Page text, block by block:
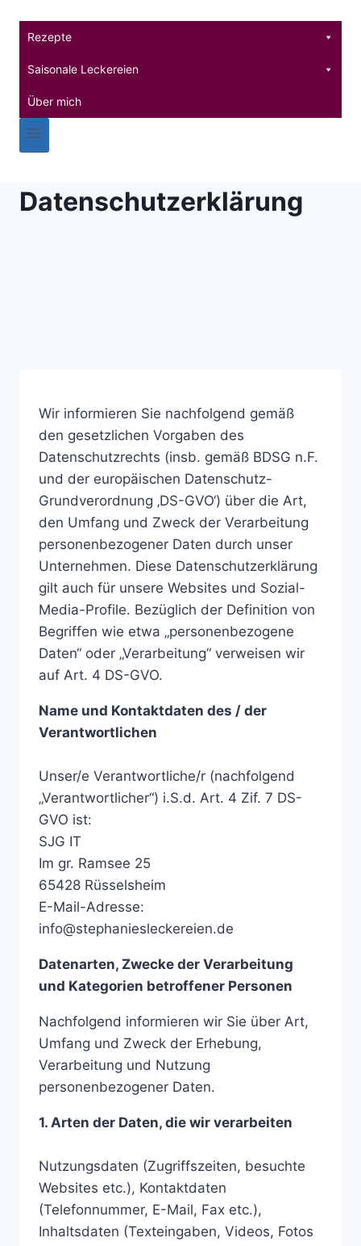
InhaltRezepte
Saisonale Leckereien
Über mich
Datenschutzerklärung
Wir informieren Sie nachfolgend gemäß
den gesetzlichen Vorgaben des
Datenschutzrechts (insb. gemäß BDSG n.F.
und der europäischen Datenschutz-
Grundverordnung ‚DS-GVO‘) über die Art,
den Umfang und Zweck der Verarbeitung
personenbezogener Daten durch unser
Unternehmen. Diese Datenschutzerklärung
gilt auch für unsere Websites und Sozial-
Media-Profile. Bezüglich der Definition von
Begriffen wie etwa „personenbezogene
Daten“ oder „Verarbeitung“ verweisen wir
auf Art. 4 DS-GVO.
Name und Kontaktdaten des / der
Verantwortlichen
Unser/e Verantwortliche/r (nachfolgend
„Verantwortlicher“) i.S.d. Art. 4 Zif. 7 DS-
GVO ist:
SJG IT
Im gr. Ramsee 25
65428 Rüsselsheim
E-Mail-Adresse:
info@stephaniesleckereien.de
Datenarten, Zwecke der Verarbeitung
und Kategorien betroffener Personen
Nachfolgend informieren wir Sie über Art,
Umfang und Zweck der Erhebung,
Verarbeitung und Nutzung
personenbezogener Daten.
1. Arten der Daten, die wir verarbeiten
Nutzungsdaten (Zugriffszeiten, besuchte
Websites etc.), Kontaktdaten
(Telefonnummer, E-Mail, Fax etc.),
Inhaltsdaten (Texteingaben, Videos, Fotos